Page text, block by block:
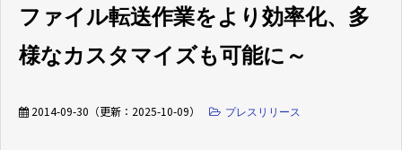
イベント
ファイル転送 （FAQ）
ファイル転送作業をより効率化、多
様なカスタマイズも可能に～
2014-09-30 （更新： 2025-10-09） プレスリリース